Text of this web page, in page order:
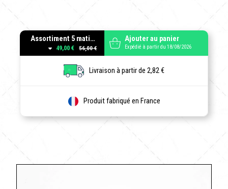
Assortiment 5 matières forme Grand Jazz - Epaisseurs variées
49,00 €
Ajouter au panier
Expédié à partir du 18/08/2026
Livraison à partir de 2,82 €
Produit fabriqué en France